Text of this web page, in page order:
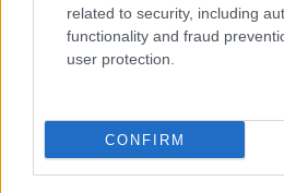
related to security, including
functionality and fraud
user protection.
CONFIRM
Györfi Mihály több tucat
kerékpárgyár dolgozóinak
Egy telefonhívást akart, végül
férfit